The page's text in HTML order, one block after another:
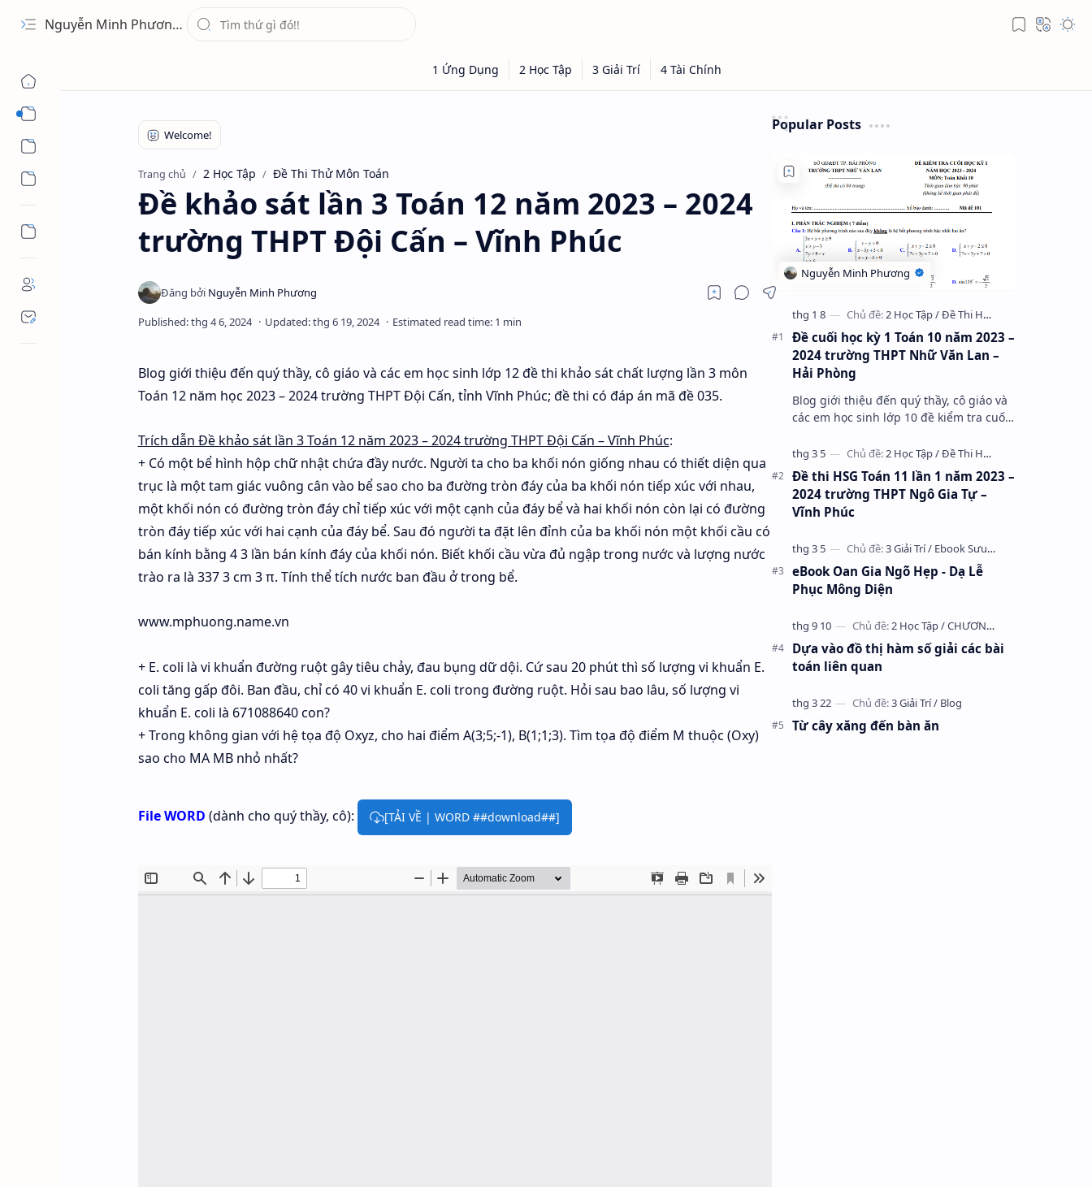
Nguyễn Minh Phương - Blog Chia sẻ Kiến thức Chứng khoán & Tài liệu Toán học
Trang chủ 2 Học Tập Đề Thi Thử Môn Toán
Đề khảo sát lần 3 Toán 12 năm 2023 – 2024
trường THPT Đội Cấn – Vĩnh Phúc
Blog giới thiệu đến quý thầy, cô giáo và các em học sinh lớp 12 đề thi khảo sát chất lượng lần 3 môn
Toán 12 năm học 2023 – 2024 trường THPT Đội Cấn, tỉnh Vĩnh Phúc; đề thi có đáp án mã đề 035.
Trích dẫn Đề khảo sát lần 3 Toán 12 năm 2023 – 2024 trường THPT Đội Cấn – Vĩnh Phúc:
+ Có một bể hình hộp chữ nhật chứa đầy nước. Người ta cho ba khối nón giống nhau có thiết diện qua
trục là một tam giác vuông cân vào bể sao cho ba đường tròn đáy của ba khối nón tiếp xúc với nhau,
một khối nón có đường tròn đáy chỉ tiếp xúc với một cạnh của đáy bể và hai khối nón còn lại có đường
tròn đáy tiếp xúc với hai cạnh của đáy bể. Sau đó người ta đặt lên đỉnh của ba khối nón một khối cầu có
bán kính bằng 4 3 lần bán kính đáy của khối nón. Biết khối cầu vừa đủ ngập trong nước và lượng nước
trào ra là 337 3 cm 3 π. Tính thể tích nước ban đầu ở trong bể.
www.mphuong.name.vn
+ E. coli là vi khuẩn đường ruột gây tiêu chảy, đau bụng dữ dội. Cứ sau 20 phút thì số lượng vi khuẩn E.
coli tăng gấp đôi. Ban đầu, chỉ có 40 vi khuẩn E. coli trong đường ruột. Hỏi sau bao lâu, số lượng vi
khuẩn E. coli là 671088640 con?
+ Trong không gian với hệ tọa độ Oxyz, cho hai điểm A(3;5;-1), B(1;1;3). Tìm tọa độ điểm M thuộc (Oxy)
sao cho MA MB nhỏ nhất?
File WORD (dành cho quý thầy, cô): [TẢI VỀ | WORD ##download##]
Popular Posts
Đề cuối học kỳ 1 Toán 10 năm 2023 –
2024 trường THPT Nhữ Văn Lan –
Hải Phòng
Blog giới thiệu đến quý thầy, cô giáo và
các em học sinh lớp 10 đề kiểm tra cuối
2024 trường THPT Nhữ Văn Lan, th…
Đề thi HSG Toán 11 lần 1 năm 2023 –
2024 trường THPT Ngô Gia Tự –
Vĩnh Phúc
eBook Oan Gia Ngõ Hẹp - Dạ Lễ
Phục Mông Diện
Dựa vào đồ thị hàm số giải các bài
toán liên quan
Từ cây xăng đến bàn ăn